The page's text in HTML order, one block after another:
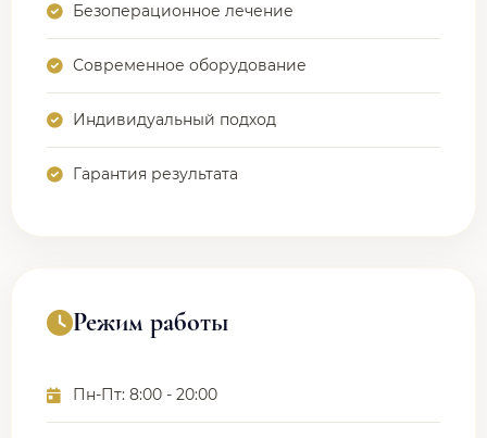
Безоперационное лечение
Современное оборудование
Индивидуальный подход
Гарантия результата
Режим работы
Пн-Пт: 8:00 - 20:00